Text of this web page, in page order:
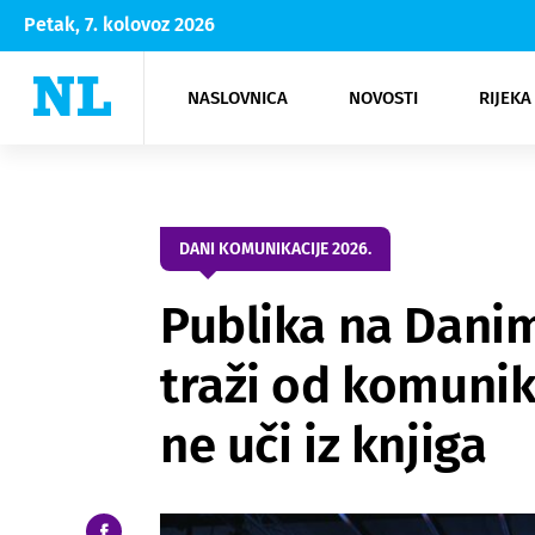
Petak, 7. kolovoz 2026
NASLOVNICA NOVOSTI
Rijeka Opatija
NK
Moda
Kultura
DANI KOMUNIKACIJE 2026.
Publika na
traži od
ne uči iz knjiga